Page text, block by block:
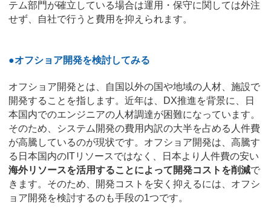
テム部門が確立している場合は運用・保守に関しては外注
せず、自社で行うと費用を抑えられます。
●オフショア開発を検討してみる
オフショア開発とは、自国以外の国や地域の人材、施設で
開発することを指します。近年は、DX推進を背景に、日
本国内でのエンジニアの人材調達が困難になっています。
そのため、システム開発の費用内訳の大半を占める人件費
が高騰しているのが現状です。オフショア開発は、高騰す
る日本国内のITリソースではなく、日本より人件費の安い
海外リソースを活用することによって開発コストを削減で
きます。そのため、開発コストを安く抑えるには、オフシ
ョア開発を検討するのも手段の1つです。